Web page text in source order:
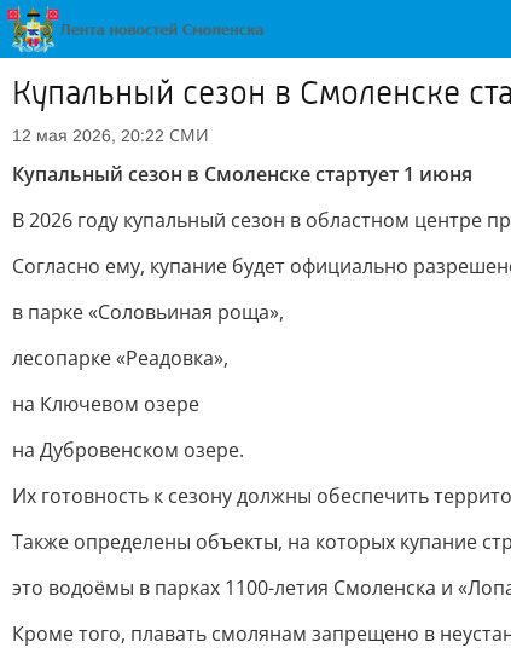
Купальный сезон в Смоленске
12 мая 2026, 20:22 СМИ
Купальный сезон в Смоленске стартует 1 июня
В 2026 году купальный сезон в областном центре
Согласно ему, купание будет официально
в парке «Соловьиная роща»,
лесопарке «Реадовка»,
на Ключевом озере
на Дубровенском озере.
Их готовность к сезону должны обеспечить
Также определены объекты, на которых купание
это водоёмы в парках 1100-летия Смоленска и
Кроме того, плавать смолянам запрещено в